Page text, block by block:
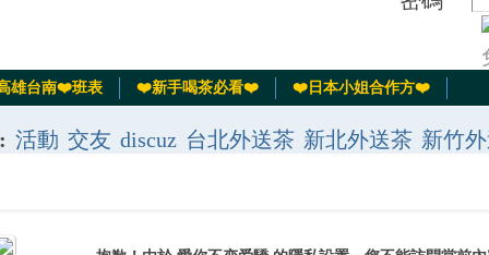
雄台南❤️班表 ❤️新手喝茶必看❤️ ❤️日本小姐合作方❤️
活動 交友 discuz 台北外送茶 新北外送茶 新竹
夜情